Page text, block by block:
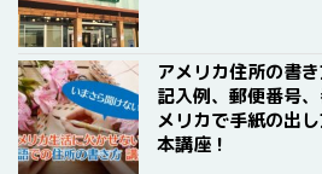
アメリカ住所の書
記入例、郵便番号
メリカで手紙の出
本講座！